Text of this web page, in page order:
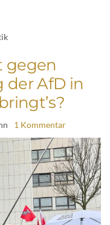
gegen
der AfD in
1 Kommentar